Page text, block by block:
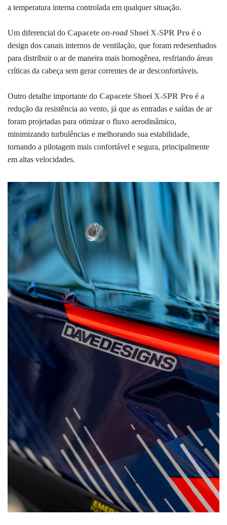
a temperatura interna controlada em qualquer situação.
Um diferencial do Capacete on-road Shoei X-SPR Pro é o
design dos canais internos de ventilação, que foram redesenhados
para distribuir o ar de maneira mais homogênea, resfriando áreas
críticas da cabeça sem gerar correntes de ar desconfortáveis.
Outro detalhe importante do Capacete Shoei X-SPR Pro é a
redução da resistência ao vento, já que as entradas e saídas de ar
foram projetadas para otimizar o fluxo aerodinâmico,
minimizando turbulências e melhorando sua estabilidade,
tornando a pilotagem mais confortável e segura, principalmente
em altas velocidades.